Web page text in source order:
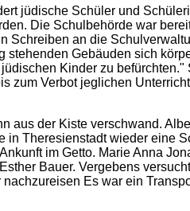
jüdische Schüler und
Die Schulbehörde war
Schreiben an die
stehenden Gebäuden sich
Kinder zu befürchten."
zum Verbot jeglichen
aus der Kiste verschwand.
in Theresienstadt wieder eine
im Getto. Marie Anna
Bauer. Vergebens
Es war ein